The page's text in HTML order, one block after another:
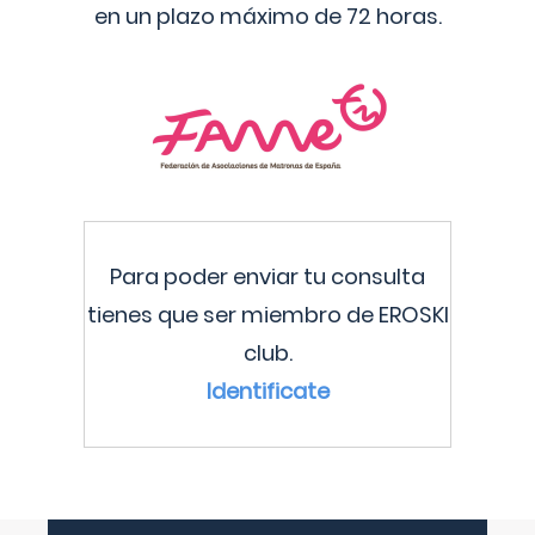
en un plazo máximo de 72 horas.
Para poder enviar tu consulta
tienes que ser miembro de EROSKI
club.
Identificate